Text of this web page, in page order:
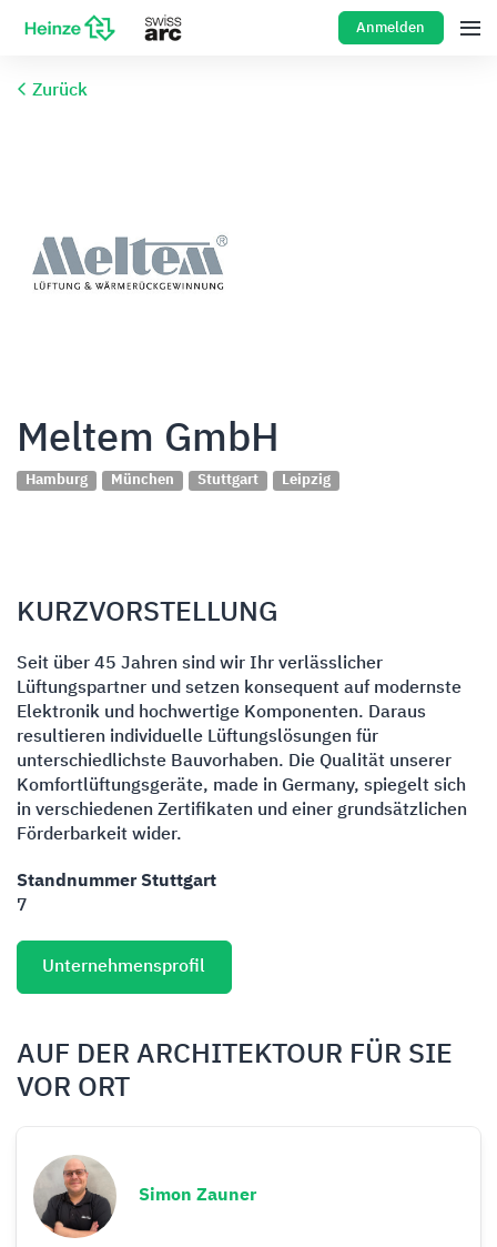
Anmelden
Zurück
Meltem GmbH
Hamburg München Stuttgart Leipzig
KURZVORSTELLUNG
Seit über 45 Jahren sind wir Ihr verlässlicher
Lüftungspartner und setzen konsequent auf modernste
Elektronik und hochwertige Komponenten. Daraus
resultieren individuelle Lüftungslösungen für
unterschiedlichste Bauvorhaben. Die Qualität unserer
Komfortlüftungsgeräte, made in Germany, spiegelt sich
in verschiedenen Zertifikaten und einer grundsätzlichen
Förderbarkeit wider.
Standnummer Stuttgart
7
Unternehmensprofil
AUF DER ARCHITEKTOUR FÜR SIE
VOR ORT
Simon Zauner